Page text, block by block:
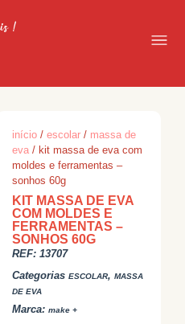
!
início /escolar / massa de
eva / kit massa de eva com
moldes e ferramentas –
sonhos 60g
KIT MASSA DE EVA
COM MOLDES E
FERRAMENTAS –
SONHOS 60G
REF:13707
Categorias ESCOLAR,MASSA
DE EVA
Marca:make +